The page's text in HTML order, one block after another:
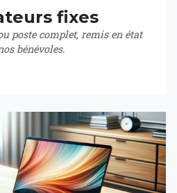
fixes
poste complet, remis en état
bénévoles.